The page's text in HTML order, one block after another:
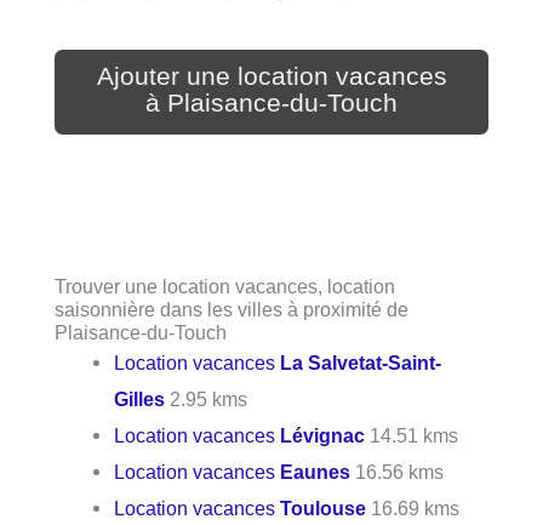
Ajouter une location vacances
à Plaisance-du-Touch
Trouver une location vacances, location
saisonnière dans les villes à proximité de
Plaisance-du-Touch
Location vacances La Salvetat-Saint-
Gilles 2.95 kms
Location vacances Lévignac 14.51 kms
Location vacances Eaunes 16.56 kms
Location vacancesToulouse 16.69 kms